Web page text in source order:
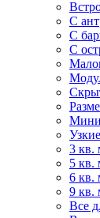
С
С
С
Узкие
3 кв.
5 кв.
6 кв.
9 кв.
Все